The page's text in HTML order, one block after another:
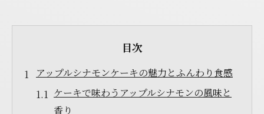
目次
アップルシナモンケーキの魅力とふんわり食感
ケーキで味わうアップルシナモンの風味と
香り